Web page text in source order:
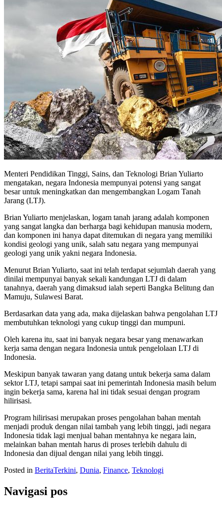
Menteri Pendidikan Tinggi, Sains, dan Teknologi Brian Yuliarto
mengatakan, negara Indonesia mempunyai potensi yang sangat
besar untuk meningkatkan dan mengembangkan Logam Tanah
Jarang (LTJ).
Brian Yuliarto menjelaskan, logam tanah jarang adalah komponen
yang sangat langka dan berharga bagi kehidupan manusia modern,
dan komponen ini hanya dapat ditemukan di negara yang memiliki
kondisi geologi yang unik, salah satu negara yang mempunyai
geologi yang unik yakni negara Indonesia.
Menurut Brian Yuliarto, saat ini telah terdapat sejumlah daerah yang
dinilai mempunyai banyak sekali kandungan LTJ di dalam
tanahnya, daerah yang dimaksud ialah seperti Bangka Belitung dan
Mamuju, Sulawesi Barat.
Berdasarkan data yang ada, maka dijelaskan bahwa pengolahan LTJ
membutuhkan teknologi yang cukup tinggi dan mumpuni.
Oleh karena itu, saat ini banyak negara besar yang menawarkan
kerja sama dengan negara Indonesia untuk pengelolaan LTJ di
Indonesia.
Meskipun banyak tawaran yang datang untuk bekerja sama dalam
sektor LTJ, tetapi sampai saat ini pemerintah Indonesia masih belum
ingin bekerja sama, karena hal ini tidak sesuai dengan program
hilirisasi.
Program hilirisasi merupakan proses pengolahan bahan mentah
menjadi produk dengan nilai tambah yang lebih tinggi, jadi negara
Indonesia tidak lagi menjual bahan mentahnya ke negara lain,
melainkan bahan mentah harus di proses terlebih dahulu di
Indonesia dan dijual dengan nilai yang lebih tinggi.
Posted in BeritaTerkini, Dunia, Finance, Teknologi
Navigasi pos